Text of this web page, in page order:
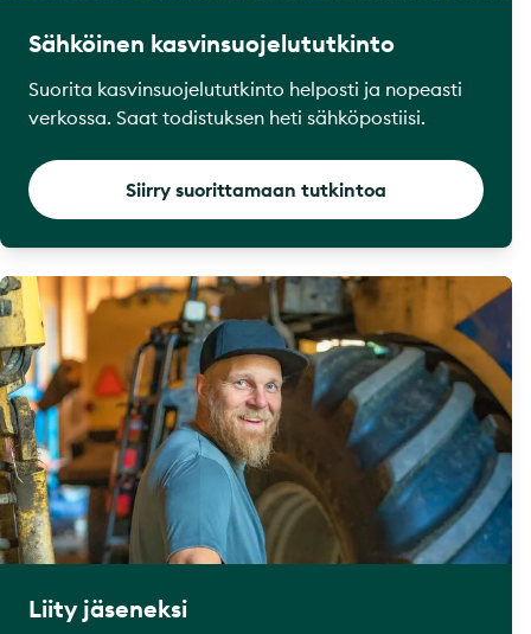
Sähköinen kasvinsuojelututkinto
Suorita kasvinsuojelututkinto helposti ja nopeasti
verkossa. Saat todistuksen heti sähköpostiisi.
Siirry suorittamaan tutkintoa
Liity jäseneksi